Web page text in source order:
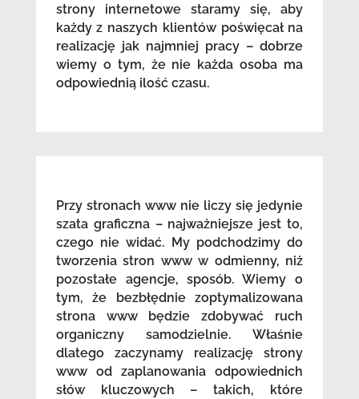
strony internetowe staramy się, aby
każdy z naszych klientów poświęcał na
realizację jak najmniej pracy – dobrze
wiemy o tym, że nie każda osoba ma
odpowiednią ilość czasu.
Przy stronach www nie liczy się jedynie
szata graficzna – najważniejsze jest to,
czego nie widać. My podchodzimy do
tworzenia stron www w odmienny, niż
pozostałe agencje, sposób. Wiemy o
tym, że bezbłędnie zoptymalizowana
strona www będzie zdobywać ruch
organiczny samodzielnie. Właśnie
dlatego zaczynamy realizację strony
www od zaplanowania odpowiednich
słów kluczowych – takich, które